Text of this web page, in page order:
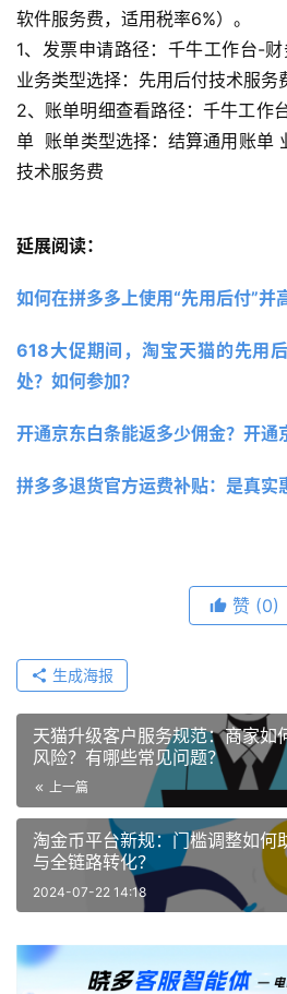
软件服务费，适用税率6%）。
1、发票申请路径：千牛工作台-
业务类型选择：先用后付技术服务
2、账单明细查看路径：千牛工作
单  账单类型选择：结算通用账单
技术服务费
延展阅读：
如何在拼多多上使用“先用后付”并
618大促期间，淘宝天猫的先用
处？如何参加？
开通京东白条能返多少佣金？开通
拼多多退货官方运费补贴：是真实
赞 (0)
生成海报
天猫升级客户服务规范：商家如
风险？有哪些常见问题？
上一篇
淘金币平台新规：门槛调整如何
与全链路转化？
2024-07-22 14:18